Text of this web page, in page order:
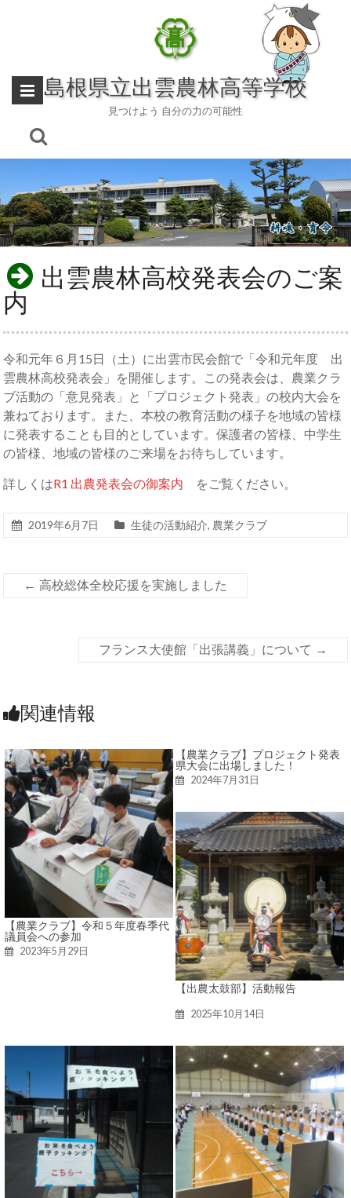
島根県立出雲農林高等学校
見つけよう 自分の力の可能性
出雲農林高校発表会のご案
内
令和元年６月15日（土）に出雲市民会館で「令和元年度 出
雲農林高校発表会」を開催します。この発表会は、農業クラ
ブ活動の「意見発表」と「プロジェクト発表」の校内大会を
兼ねております。また、本校の教育活動の様子を地域の皆様
に発表することも目的としています。保護者の皆様、中学生
の皆様、地域の皆様のご来場をお待ちしています。
詳しくはR1 出農発表会の御案内 をご覧ください。
2019年6月7日 生徒の活動紹介, 農業クラブ
← 高校総体全校応援を実施しました
フランス大使館「出張講義」について →
関連情報
【農業クラブ】令和５年度春季代
議員会への参加
2023年5月29日
【農業クラブ】プロジェクト発表
県大会に出場しました！
2024年7月31日
【出農太鼓部】活動報告
2025年10月14日